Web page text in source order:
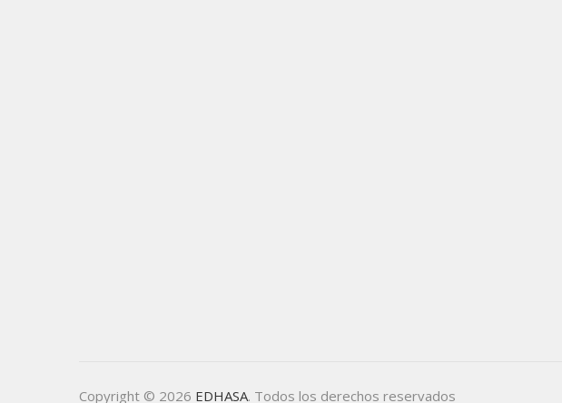
Copyright © 2026 EDHASA. Todos los derechos reservados